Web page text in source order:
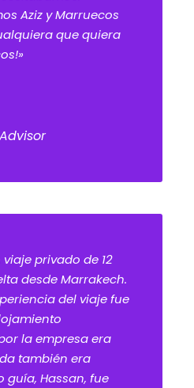
Aziz y Marruecos
que quiera
privado de 12
desde Marrakech.
del viaje fue
la empresa era
también era
guía, Hassan, fue